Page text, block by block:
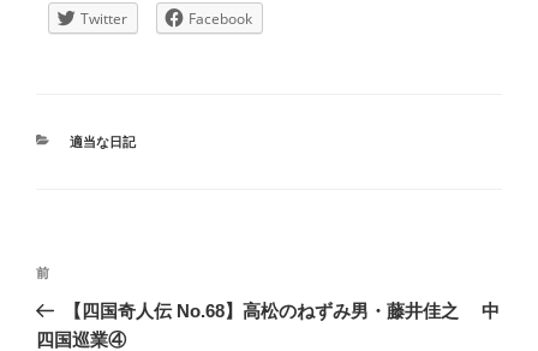
Twitter Facebook
カ
適当な日記
投
ナ
過
去
の
前
【四国奇人伝 No.68】高松のねずみ男・藤井佳之 中
四国巡業④